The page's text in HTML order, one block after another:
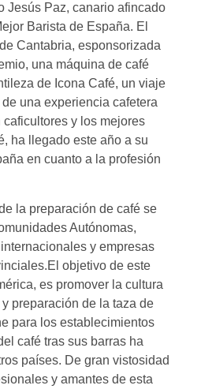
Jesús Paz, canario afincado
Barista de España. El
Cantabria, esponsorizada
una máquina de café
de Icona Café, un viaje
una experiencia cafetera
y los mejores
ha llegado este año a su
en cuanto a la profesión
la preparación de café se
Autónomas,
y empresas
objetivo de este
es promover la cultura
preparación de la taza de
para los establecimientos
café tras sus barras ha
países. De gran vistosidad
y amantes de esta